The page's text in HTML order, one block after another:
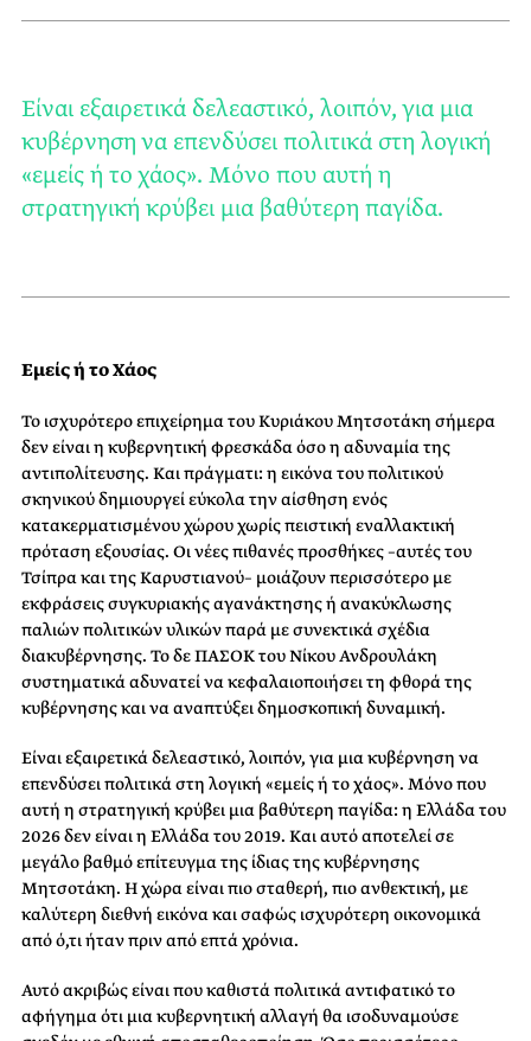
Είναι εξαιρετικά δελεαστικό, λοιπόν, για μια
κυβέρνηση να επενδύσει πολιτικά στη λογική
«εμείς ή το χάος». Μόνο που αυτή η
στρατηγική κρύβει μια βαθύτερη παγίδα.
Εμείς ή το Χάος
Το ισχυρότερο επιχείρημα του Κυριάκου Μητσοτάκη σήμερα
δεν είναι η κυβερνητική φρεσκάδα όσο η αδυναμία της
αντιπολίτευσης. Και πράγματι: η εικόνα του πολιτικού
σκηνικού δημιουργεί εύκολα την αίσθηση ενός
κατακερματισμένου χώρου χωρίς πειστική εναλλακτική
πρόταση εξουσίας. Οι νέες πιθανές προσθήκες –αυτές του
Τσίπρα και της Καρυστιανού– μοιάζουν περισσότερο με
εκφράσεις συγκυριακής αγανάκτησης ή ανακύκλωσης
παλιών πολιτικών υλικών παρά με συνεκτικά σχέδια
διακυβέρνησης. Το δε ΠΑΣΟΚ του Νίκου Ανδρουλάκη
συστηματικά αδυνατεί να κεφαλαιοποιήσει τη φθορά της
κυβέρνησης και να αναπτύξει δημοσκοπική δυναμική.
Είναι εξαιρετικά δελεαστικό, λοιπόν, για μια κυβέρνηση να
επενδύσει πολιτικά στη λογική «εμείς ή το χάος». Μόνο που
αυτή η στρατηγική κρύβει μια βαθύτερη παγίδα: η Ελλάδα του
2026 δεν είναι η Ελλάδα του 2019. Και αυτό αποτελεί σε
μεγάλο βαθμό επίτευγμα της ίδιας της κυβέρνησης
Μητσοτάκη. Η χώρα είναι πιο σταθερή, πιο ανθεκτική, με
καλύτερη διεθνή εικόνα και σαφώς ισχυρότερη οικονομικά
από ό,τι ήταν πριν από επτά χρόνια.
Αυτό ακριβώς είναι που καθιστά πολιτικά αντιφατικό το
αφήγημα ότι μια κυβερνητική αλλαγή θα ισοδυναμούσε